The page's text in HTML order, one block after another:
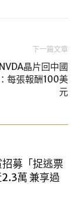
下一篇文章
晶片回中國
每張報酬100美
元
募「捉逃票
萬 兼享過